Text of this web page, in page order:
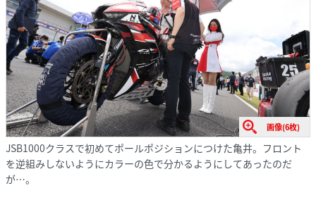
画像(6枚)
JSB1000クラスで初めてポールポジションにつけた亀井。フロント
を逆組みしないようにカラーの色で分かるようにしてあったのだ
が…。